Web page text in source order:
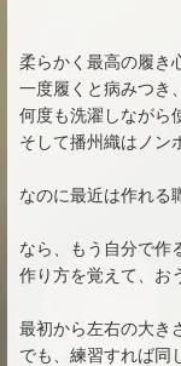
柔らかく最高の履き
一度履くと病みつき
何度も洗濯しながら
そして播州織はノン
なのに最近は作れる
なら、もう自分で作
作り方を覚えて、お
最初から左右の大き
でも、練習すれば同